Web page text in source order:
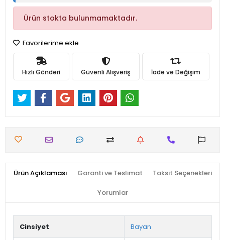
Ürün stokta bulunmamaktadır.
Favorilerime ekle
Hızlı Gönderi Güvenli Alışveriş İade ve Değişim
Ürün Açıklaması Garanti ve Teslimat Taksit Seçenekleri
Yorumlar
Cinsiyet Bayan